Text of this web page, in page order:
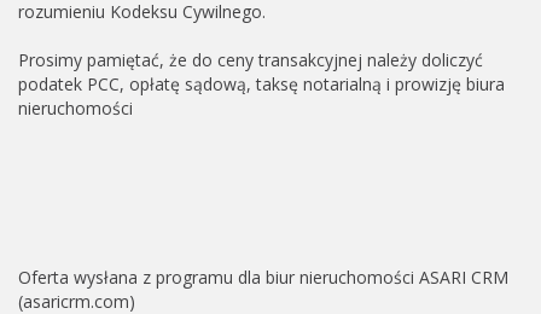
rozumieniu Kodeksu Cywilnego.
Prosimy pamiętać, że do ceny transakcyjnej należy doliczyć
podatek PCC, opłatę sądową, taksę notarialną i prowizję biura
nieruchomości
Oferta wysłana z programu dla biur nieruchomości ASARI CRM
(asaricrm.com)